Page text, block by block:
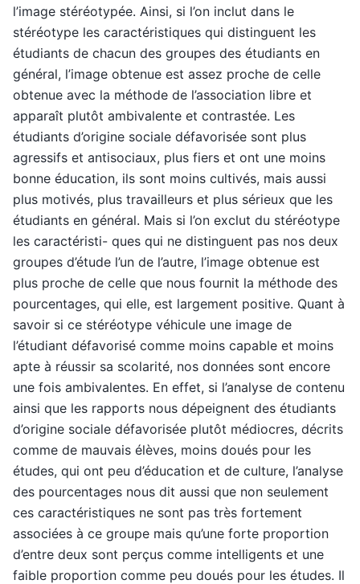
l’image stéréotypée. Ainsi, si l’on inclut dans le
stéréotype les caractéristiques qui distinguent les
étudiants de chacun des groupes des étudiants en
général, l’image obtenue est assez proche de celle
obtenue avec la méthode de l’association libre et
apparaît plutôt ambivalente et contrastée. Les
étudiants d’origine sociale défavorisée sont plus
agressifs et antisociaux, plus fiers et ont une moins
bonne éducation, ils sont moins cultivés, mais aussi
plus motivés, plus travailleurs et plus sérieux que les
étudiants en général. Mais si l’on exclut du stéréotype
les caractéristi- ques qui ne distinguent pas nos deux
groupes d’étude l’un de l’autre, l’image obtenue est
plus proche de celle que nous fournit la méthode des
pourcentages, qui elle, est largement positive. Quant à
savoir si ce stéréotype véhicule une image de
l’étudiant défavorisé comme moins capable et moins
apte à réussir sa scolarité, nos données sont encore
une fois ambivalentes. En effet, si l’analyse de contenu
ainsi que les rapports nous dépeignent des étudiants
d’origine sociale défavorisée plutôt médiocres, décrits
comme de mauvais élèves, moins doués pour les
études, qui ont peu d’éducation et de culture, l’analyse
des pourcentages nous dit aussi que non seulement
ces caractéristiques ne sont pas très fortement
associées à ce groupe mais qu’une forte proportion
d’entre deux sont perçus comme intelligents et une
faible proportion comme peu doués pour les études. Il